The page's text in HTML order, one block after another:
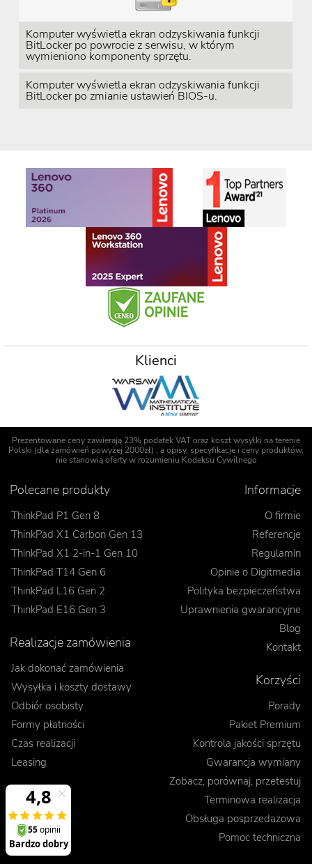
Komputer wyświetla ekran odzyskiwania funkcji
BitLocker po powrocie z serwisu, w którym
wymieniono komponenty sprzętu.
Komputer wyświetla ekran odzyskiwania funkcji
BitLocker po zmianie ustawień BIOS-u.
Klienci
Prezentowane ceny zawierają 23% podatek VAT oraz koszt wysyłki na terenie
Polski (dla zamówień powyżej 2000zł) , a opisy, specyfikacje i ceny produktów,
nie stanowią oferty w rozumieniu Kodeksu Cywilnego
Polecane produkty
ThinkPad P1 Gen 8
ThinkPad X1 Carbon Gen 13
ThinkPad X1 2-in-1 Gen 10
ThinkPad T14 Gen 6
ThinkPad L16 Gen 2
ThinkPad E16 Gen 3
Informacje
O firmie
Referencje
Regulamin
Opinie o Digitmedia
Polityka bezpieczeństwa
Uprawnienia gwarancyjne
Blog
Kontakt
Realizacje zamówienia
Jak dokonać zamówienia
Wysyłka i koszty dostawy
Odbiór osobisty
Formy płatności
Czas realizacji
Leasing
Korzyści
Porady
Pakiet Premium
Kontrola jakości sprzętu
Gwarancja wymiany
Zobacz, porównaj, przetestuj
Terminowa realizacja
Obsługa posprzedażowa
Pomoc techniczna